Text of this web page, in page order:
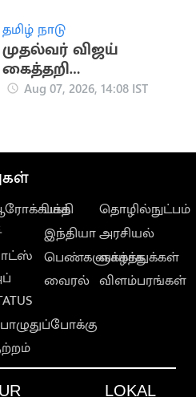
தமிழ் நாடு
முதல்வர் விஜய்
கைத்தறி
கண்காட்சியை
Aug 07, 2026, 14:08 IST
பக்தி
இந்தியா
பெண்களுக்காக
வைரல்
தொழில்நுட்பம்
அரசியல்
வாழ்த்துக்கள்
விளம்பரங்கள்
LOKAL